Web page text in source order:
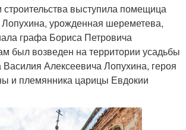
строительства выступила помещица
урожденная шереметева,
графа Бориса Петровича
был возведен на территории усадьбы
Алексеевича Лопухина, героя
и племянника царицы Евдокии